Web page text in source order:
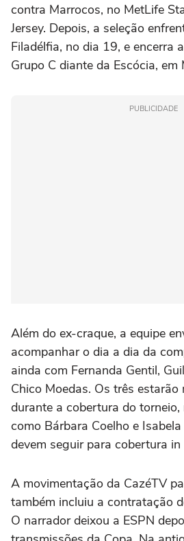
contra Marrocos, no MetLife
Jersey. Depois, a seleção
Filadélfia, no dia 19, e encerra
Grupo C diante da Escócia,
PUBLICIDADE
Além do ex-craque, a equipe
acompanhar o dia a dia da
ainda com Fernanda Gentil,
Chico Moedas. Os três
durante a cobertura do
como Bárbara Coelho e
devem seguir para cobertura in
A movimentação da CazéTV
também incluiu a contratação
O narrador deixou a ESPN